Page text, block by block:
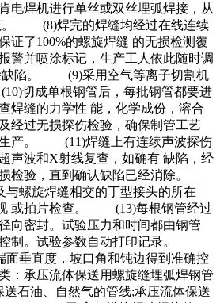
电焊机进行单丝或双丝埋弧焊接，从
。 (8)焊完的焊缝均经过在线连续
证了100%的螺旋焊缝 的无损检测覆
警并喷涂标记，生产工人依此随时调
缺陷。 (9)采用空气等离子切割机
切成单根钢管后，每批钢管都要进
焊缝的力学性 能，化学成份，溶合
经过无损探伤检验，确保制管工艺
生产。 (11)焊缝上有连续声波探伤
声波和X射线复查，如确有 缺陷，经
检验，直到确认缺陷已经消除。
螺旋焊缝相交的丁型接头的所在
或拍片检查。 (13)每根钢管经过
向密封。试验压力和时间都由钢管
控制。试验参数自动打印记录。
面垂直度，坡口角和钝边得到准确控
：承压流体保送用螺旋缝埋弧焊钢管
送石油、自然气的管线;承压流体保送